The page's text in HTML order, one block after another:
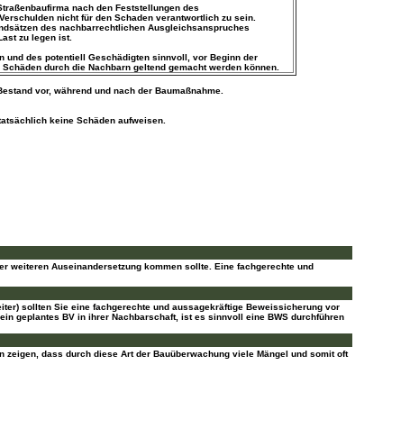
nach den Feststellungen des
nicht für den Schaden verantwortlich zu sein.
des nachbarrechtlichen Ausgleichsanspruches
zu legen ist.
und des potentiell Geschädigten sinnvoll, vor Beginn der
durch die Nachbarn geltend gemacht werden können.
vor, während und nach der Baumaßnahme.
keine Schäden aufweisen.
weiteren Auseinandersetzung kommen sollte. Eine fachgerechte und
sollten Sie eine fachgerechte und aussagekräftige Beweissicherung vor
geplantes BV in ihrer Nachbarschaft, ist es sinnvoll eine BWS durchführen
dass durch diese Art der Bauüberwachung viele Mängel und somit oft